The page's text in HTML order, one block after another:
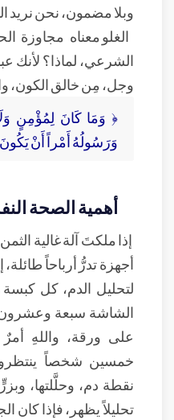
وبلا مضمون، نحن نريد
الغلو معناه مجاوزة
الشرعي، لماذا؟ لأنك
وجل، مِن خالق الكون،
﴿ وَمَا كَانَ لِمُؤْمِنٍ
وَرَسُولُهُ أَمْراً أَنْ
أهمية الصحة
إذا ملكتَ آلة غالية
أجهزة تدرُّ أرباحاً
لتحليل الدم، كل
الشاشة سبعة وعشرون
على ورقة، واللهِ
خمسين شخصاً
نقطة دم، وحلَّلتها،
تحليلاً يظهر، فإذا كان